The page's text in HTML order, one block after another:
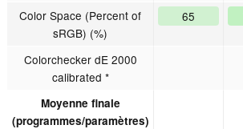
Color Space (Percent of
sRGB) (%)
65
Colorchecker dE 2000
calibrated *
Moyenne finale
(programmes/paramètres)